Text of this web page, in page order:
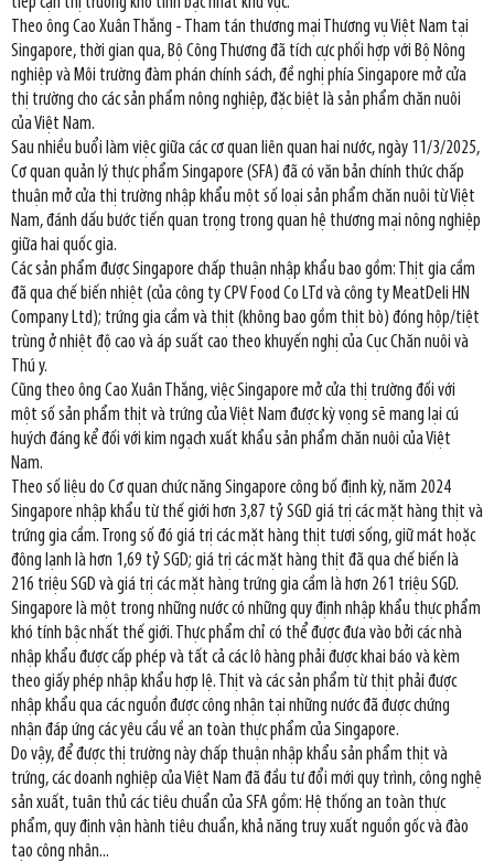
Theo ông Cao Xuân Thắng - Tham tán thương mại Thương vụ Việt Nam tại
Singapore, thời gian qua, Bộ Công Thương đã tích cực phối hợp với Bộ Nông
nghiệp và Môi trường đàm phán chính sách, đề nghị phía Singapore mở cửa
thị trường cho các sản phẩm nông nghiệp, đặc biệt là sản phẩm chăn nuôi
của Việt Nam.
Sau nhiều buổi làm việc giữa các cơ quan liên quan hai nước, ngày 11/3/2025,
Cơ quan quản lý thực phẩm Singapore (SFA) đã có văn bản chính thức chấp
thuận mở cửa thị trường nhập khẩu một số loại sản phẩm chăn nuôi từ Việt
Nam, đánh dấu bước tiến quan trọng trong quan hệ thương mại nông nghiệp
giữa hai quốc gia.
Các sản phẩm được Singapore chấp thuận nhập khẩu bao gồm: Thịt gia cầm
đã qua chế biến nhiệt (của công ty CPV Food Co LTd và công ty MeatDeli HN
Company Ltd); trứng gia cầm và thịt (không bao gồm thịt bò) đóng hộp/tiệt
trùng ở nhiệt độ cao và áp suất cao theo khuyến nghị của Cục Chăn nuôi và
Thú y.
Cũng theo ông Cao Xuân Thắng, việc Singapore mở cửa thị trường đối với
một số sản phẩm thịt và trứng của Việt Nam được kỳ vọng sẽ mang lại cú
huých đáng kể đối với kim ngạch xuất khẩu sản phẩm chăn nuôi của Việt
Nam.
Theo số liệu do Cơ quan chức năng Singapore công bố định kỳ, năm 2024
Singapore nhập khẩu từ thế giới hơn 3,87 tỷ SGD giá trị các mặt hàng thịt và
trứng gia cầm. Trong số đó giá trị các mặt hàng thịt tươi sống, giữ mát hoặc
đông lạnh là hơn 1,69 tỷ SGD; giá trị các mặt hàng thịt đã qua chế biến là
216 triệu SGD và giá trị các mặt hàng trứng gia cầm là hơn 261 triệu SGD.
Singapore là một trong những nước có những quy định nhập khẩu thực phẩm
khó tính bậc nhất thế giới. Thực phẩm chỉ có thể được đưa vào bởi các nhà
nhập khẩu được cấp phép và tất cả các lô hàng phải được khai báo và kèm
theo giấy phép nhập khẩu hợp lệ. Thịt và các sản phẩm từ thịt phải được
nhập khẩu qua các nguồn được công nhận tại những nước đã được chứng
nhận đáp ứng các yêu cầu về an toàn thực phẩm của Singapore.
Do vậy, để được thị trường này chấp thuận nhập khẩu sản phẩm thịt và
trứng, các doanh nghiệp của Việt Nam đã đầu tư đổi mới quy trình, công nghệ
sản xuất, tuân thủ các tiêu chuẩn của SFA gồm: Hệ thống an toàn thực
phẩm, quy định vận hành tiêu chuẩn, khả năng truy xuất nguồn gốc và đào
tạo công nhân...